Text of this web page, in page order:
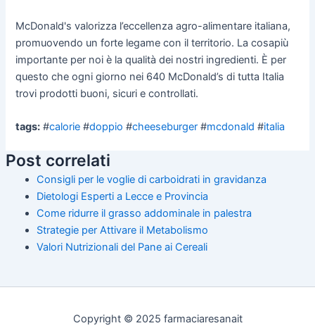
McDonald's valorizza l’eccellenza agro-alimentare italiana,
promuovendo un forte legame con il territorio. La cosapiù
importante per noi è la qualità dei nostri ingredienti. È per
questo che ogni giorno nei 640 McDonald’s di tutta Italia
trovi prodotti buoni, sicuri e controllati.
tags: #calorie #doppio #cheeseburger #mcdonald #italia
Post correlati
Consigli per le voglie di carboidrati in gravidanza
Dietologi Esperti a Lecce e Provincia
Come ridurre il grasso addominale in palestra
Strategie per Attivare il Metabolismo
Valori Nutrizionali del Pane ai Cereali
Copyright © 2025 farmaciaresanait